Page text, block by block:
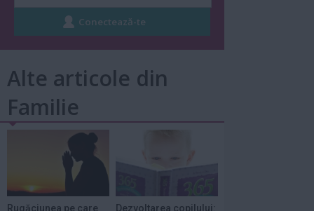
Alte articole din
Familie
Rugăciunea pe care
Dezvoltarea copilului: